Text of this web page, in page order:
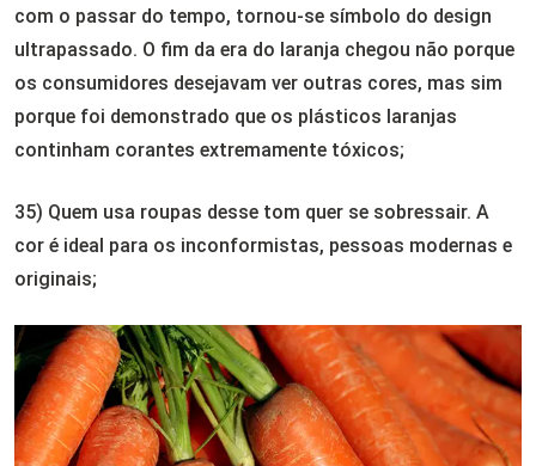
com o passar do tempo, tornou-se símbolo do design
ultrapassado. O fim da era do laranja chegou não porque
os consumidores desejavam ver outras cores, mas sim
porque foi demonstrado que os plásticos laranjas
continham corantes extremamente tóxicos;
35) Quem usa roupas desse tom quer se sobressair. A
cor é ideal para os inconformistas, pessoas modernas e
originais;